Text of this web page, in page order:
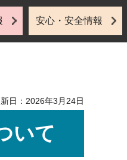
安心・安全情報
日：2026年3月24日
いて